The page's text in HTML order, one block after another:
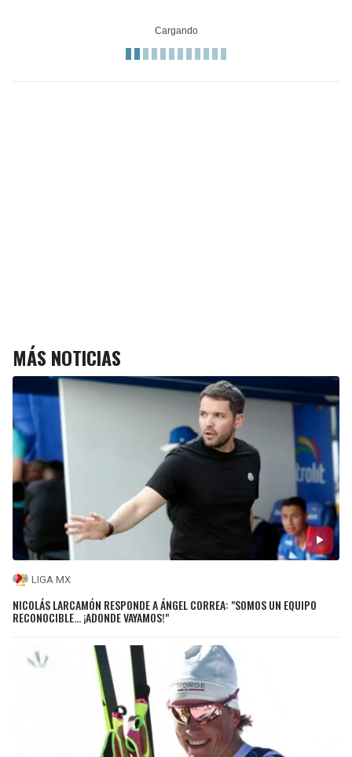
MÁS NOTICIAS
LIGA MX
NICOLÁS LARCAMÓN RESPONDE A ÁNGEL CORREA: "SOMOS UN EQUIPO
RECONOCIBLE... ¡ADONDE VAYAMOS!"